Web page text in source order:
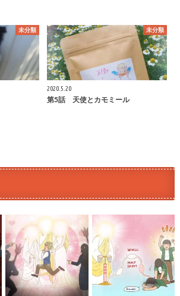
未分類 未分類
2020.5.20
第5話 天使とカモミール